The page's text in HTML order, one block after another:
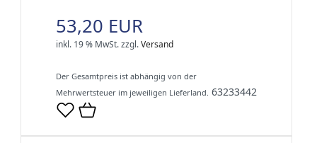
53,20 EUR
inkl. 19 % MwSt.zzgl.Versand
Der Gesamtpreis ist abhängig von der
Mehrwertsteuer im jeweiligen Lieferland. 63233442